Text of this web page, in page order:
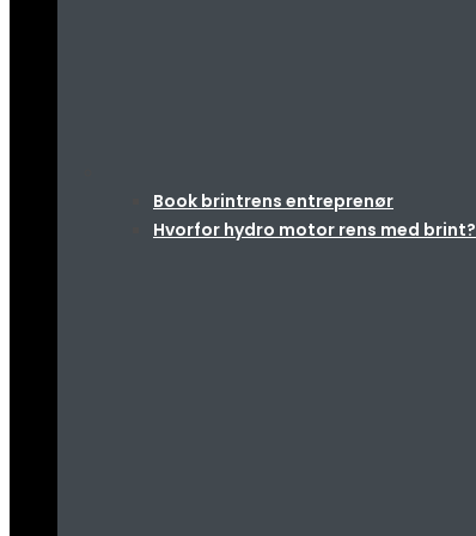
Book brintrens entreprenør
Hvorfor hydro motor rens med brint?